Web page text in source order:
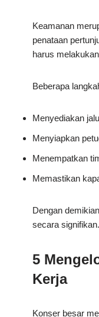
Keamanan
penataan
harus
Beberapa
Menyediakan
Menyiapkan
Menempatkan
Memastikan
Dengan
secara signifikan.
5
Kerja
Konser besar